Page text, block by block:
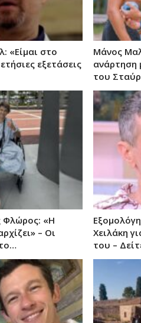
«Είμαι στο
εξετάσεις
Μάνος
ανάρτηση
του
Φλώρος: «Η
– Οι
Χειλάκη
του –